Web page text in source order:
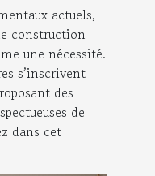
actuels,
construction
une nécessité.
s’inscrivent
des
de
dans cet